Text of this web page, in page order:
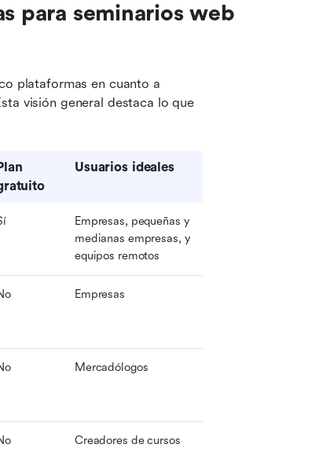
para seminarios web
plataformas en cuanto a
visión general destaca lo que
Usuarios ideales
Empresas, pequeñas y
medianas empresas, y
equipos remotos
Empresas
Mercadólogos
Creadores de cursos